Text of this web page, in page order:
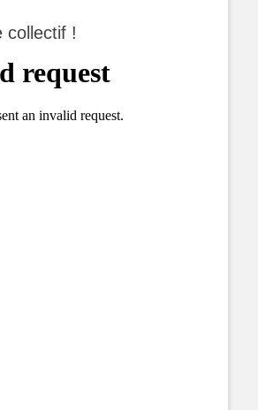
collectif !